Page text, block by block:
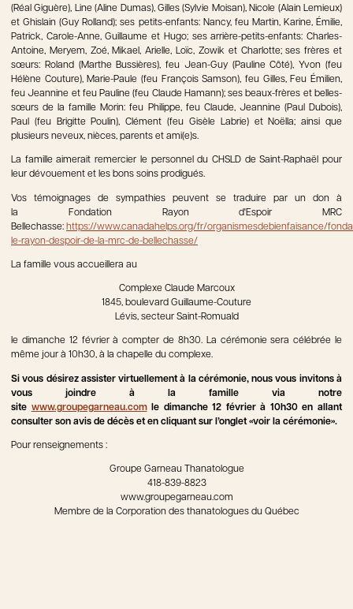
(Réal Giguère), Line (Aline Dumas), Gilles (Sylvie Moisan), Nicole (Alain Lemieux)
et Ghislain (Guy Rolland); ses petits-enfants: Nancy, feu Martin, Karine, Émilie,
Patrick, Carole-Anne, Guillaume et Hugo; ses arrière-petits-enfants: Charles-
Antoine, Meryem, Zoé, Mikael, Arielle, Loïc, Zowik et Charlotte; ses frères et
sœurs: Roland (Marthe Bussières), feu Jean-Guy (Pauline Côté), Yvon (feu
Hélène Couture), Marie-Paule (feu François Samson), feu Gilles, Feu Émilien,
feu Jeannine et feu Pauline (feu Claude Hamann); ses beaux-frères et belles-
sœurs de la famille Morin: feu Philippe, feu Claude, Jeannine (Paul Dubois),
Paul (feu Brigitte Poulin), Clément (feu Gisèle Labrie) et Noëlla; ainsi que
plusieurs neveux, nièces, parents et ami(e)s.
La famille aimerait remercier le personnel du CHSLD de Saint-Raphaël pour
leur dévouement et les bons soins prodigués.
Vos témoignages de sympathies peuvent se traduire par un don à
la Fondation Rayon d'Espoir MRC
Bellechasse: https://www.canadahelps.org/fr/organismesdebienfaisance/
le-rayon-despoir-de-la-mrc-de-bellechasse/
La famille vous accueillera au
Complexe Claude Marcoux
1845, boulevard Guillaume-Couture
Lévis, secteur Saint-Romuald
le dimanche 12 février à compter de 8h30. La cérémonie sera célébrée le
même jour à 10h30, à la chapelle du complexe.
Si vous désirez assister virtuellement à la cérémonie, nous vous invitons à
vous joindre à la famille via notre
site www.groupegarneau.comle dimanche 12 février à 10h30 en allant
consulter son avis de décès et en cliquant sur l’onglet «voir la cérémonie».
Pour renseignements :
Groupe Garneau Thanatologue
418-839-8823
www.groupegarneau.com
Membre de la Corporation des thanatologues du Québec